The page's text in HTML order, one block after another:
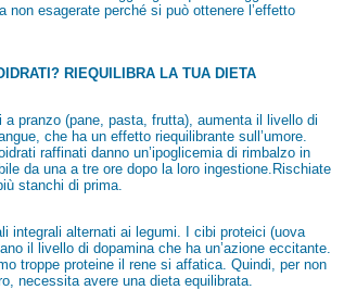
esagerate perché si può ottenere l’effetto
RIEQUILIBRA LA TUA DIETA
a pranzo (pane, pasta, frutta), aumenta il livello di
che ha un effetto riequilibrante sull’umore.
raffinati danno un’ipoglicemia di rimbalzo in
da una a tre ore dopo la loro ingestione.Rischiate
stanchi di prima.
integrali alternati ai legumi. I cibi proteici (uova
il livello di dopamina che ha un’azione eccitante.
troppe proteine il rene si affatica. Quindi, per non
necessita avere una dieta equilibrata.